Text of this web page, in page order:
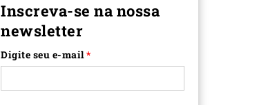
Inscreva-se na nossa
newsletter
Digite seu e-mail*